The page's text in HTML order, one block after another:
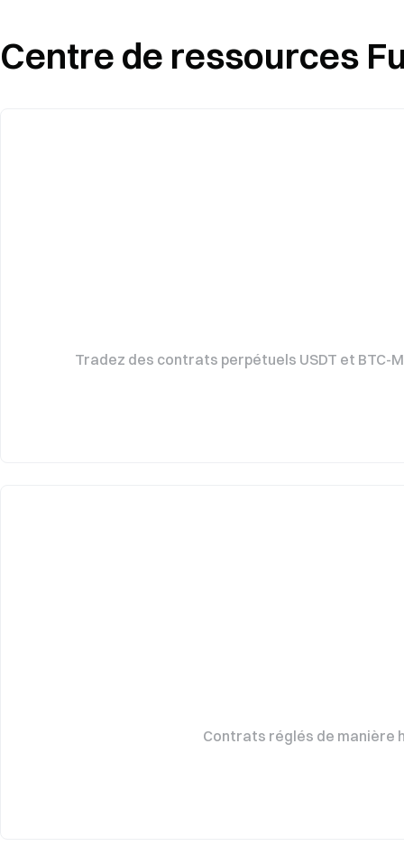
Centre de ressources
Tradez des contrats perpétuels USDT et BTC-
Contrats réglés de manière